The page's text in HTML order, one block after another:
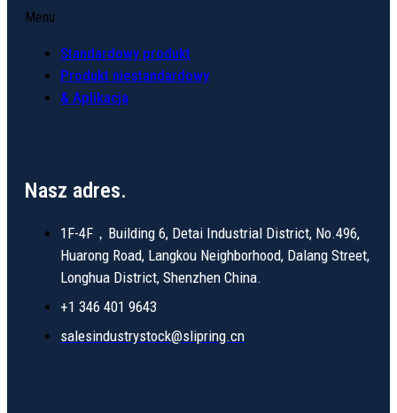
Menu
Standardowy produkt
Produkt niestandardowy
& Aplikacja
Nasz adres.
1F-4F，Building 6, Detai Industrial District, No.496,
Huarong Road, Langkou Neighborhood, Dalang Street,
Longhua District, Shenzhen China.
+1 346 401 9643
salesindustrystock@slipring.cn